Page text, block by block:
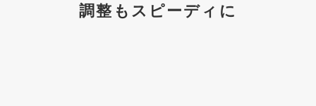
調整もスピーディに